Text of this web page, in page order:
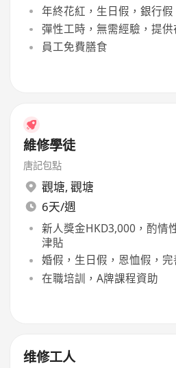
年終花紅，生日假，銀行假
彈性工時，無需經驗，提
員工免費膳食
維修學徒
唐記包點
觀塘, 觀塘
6天/週
新人獎金HKD3,000，酌情
津貼
婚假，生日假，恩恤假，
在職培訓，A牌課程資助
维修工人